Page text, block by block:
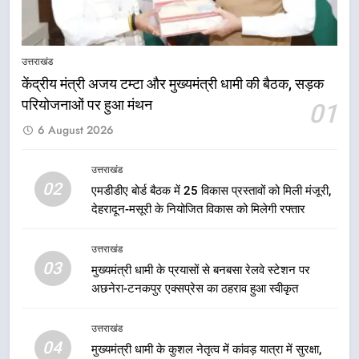
उत्तराखंड
केंद्रीय मंत्री अजय टम्टा और मुख्यमंत्री धामी की बैठक, सड़क
परियोजनाओं पर हुआ मंथन
01
6 August 2026
02
उत्तराखंड
एमडीडीए बोर्ड बैठक में 25 विकास प्रस्तावों को मिली मंजूरी,
देहरादून-मसूरी के नियोजित विकास को मिलेगी रफ्तार
03
उत्तराखंड
मुख्यमंत्री धामी के प्रयासों से बनबसा रेलवे स्टेशन पर
अछनेरा-टनकपुर एक्सप्रेस का ठहराव हुआ स्वीकृत
04
उत्तराखंड
मुख्यमंत्री धामी के कुशल नेतृत्व में कांवड़ यात्रा में सुरक्षा,
मंत्री गणेश जोशी ने किसानों से संवाद कर
उन्हें सरकार की विभिन्न कृषि एवं बागवानी
का आह्वान किया
8
हुआ मंथन
उत्तराखंड
एमडीडीए बोर्ड बैठक में 25 विकास प्रस्तावों